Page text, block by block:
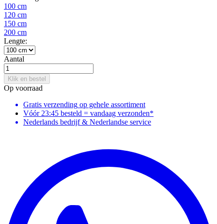
100 cm
120 cm
150 cm
200 cm
Lengte:
Aantal
Klik en bestel
Op voorraad
Gratis verzending op gehele assortiment
Vóór 23:45 besteld = vandaag verzonden*
Nederlands bedrijf & Nederlandse service